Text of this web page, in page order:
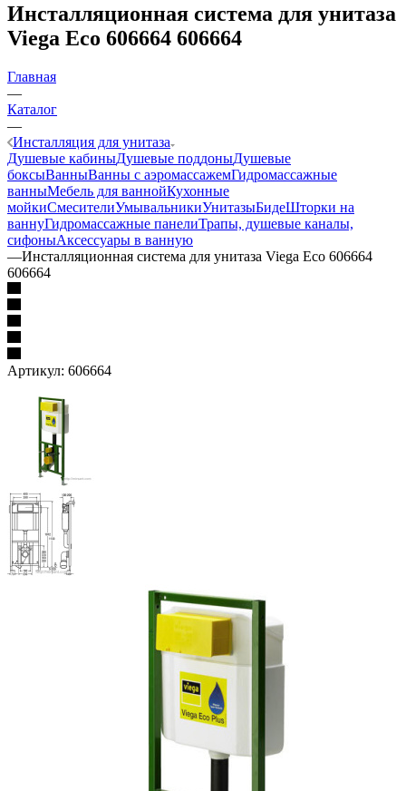
Инсталляционная система для унитаза
Viega Eco 606664 606664
Главная
—
Каталог
—
Инсталляция для унитаза
Душевые кабиныДушевые поддоныДушевые
боксыВанныВанны с аэромассажемГидромассажные
ванныМебель для ваннойКухонные
мойкиСмесителиУмывальникиУнитазыБидеШторки на
ваннуГидромассажные панелиТрапы, душевые каналы,
сифоныАксессуары в ванную
—Инсталляционная система для унитаза Viega Eco 606664
606664
Артикул: 606664